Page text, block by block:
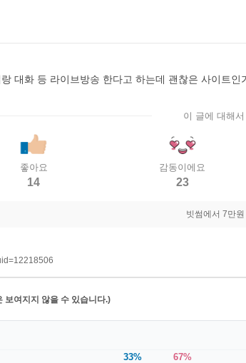
대화 등 라이브방송 한다고 하는데 괜찮은 사이트인
이 글에 대해
좋아요
14
감동이에요
23
빗썸에서 7만
보여지지 않을 수 있습니다.)
33% 67%